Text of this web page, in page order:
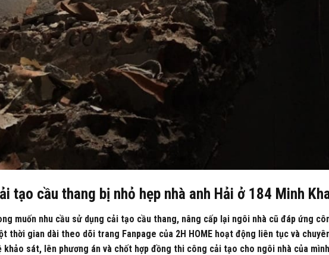
tạo cầu thang bị nhỏ hẹp nhà anh Hải ở 184 Minh
muốn nhu cầu sử dụng cải tạo cầu thang, nâng cấp lại ngôi nhà cũ đáp ứng
thời gian dài theo dõi trang Fanpage của 2H HOME hoạt động liên tục và
khảo sát, lên phương án và chốt hợp đồng thi công cải tạo cho ngôi nhà của